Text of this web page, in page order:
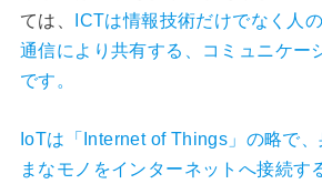
ては、
ICTは情報技術だけでなく人
通信により共有する、コミュニケー
です。
IoTは「Internet of Things」の略で
まなモノをインターネットへ接続す